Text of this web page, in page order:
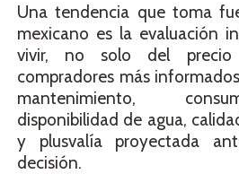
Una tendencia que toma
mexicano es la evaluación
vivir, no solo del
compradores más
mantenimiento,
disponibilidad de agua,
y plusvalía proyectada
decisión.